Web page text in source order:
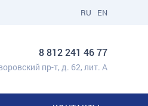
EN
RU
8 812 241 46 77
пр-т, д. 62, лит. А